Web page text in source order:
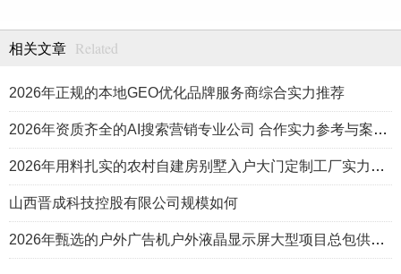
相关文章 Related
2026年正规的本地GEO优化品牌服务商综合实力推荐
2026年资质齐全的AI搜索营销专业公司 合作实力参考与案例盘点
2026年用料扎实的农村自建房别墅入户大门定制工厂实力公司推荐
山西晋成科技控股有限公司规模如何
2026年甄选的户外广告机户外液晶显示屏大型项目总包供应商推荐